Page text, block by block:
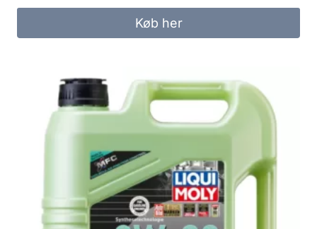
Køb her